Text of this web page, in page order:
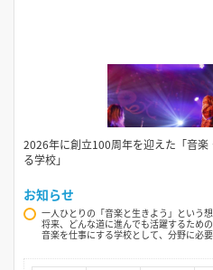
2026年に創立100周年を迎えた「音
る学校」
お知らせ
一人ひとりの「音楽と生きよう」という
将来、どんな道に進んでも活躍するための
音楽を仕事にする学校として、分野に必